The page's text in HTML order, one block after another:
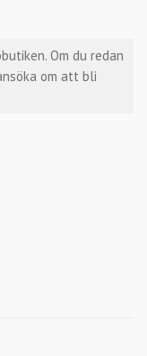
Om du redan
om att bli